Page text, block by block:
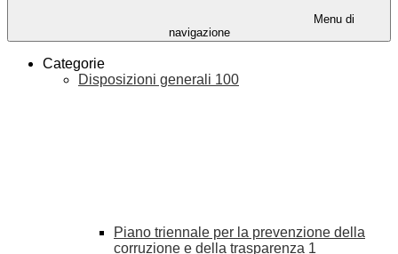
Menu di
navigazione
Categorie
Disposizioni generali 100
Piano triennale per la prevenzione della
corruzione e della trasparenza 1